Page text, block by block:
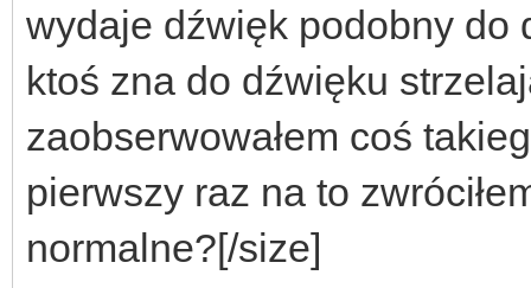
wydaje dźwięk podobny do
ktoś zna do dźwięku
zaobserwowałem coś
pierwszy raz na to
normalne?[/size]